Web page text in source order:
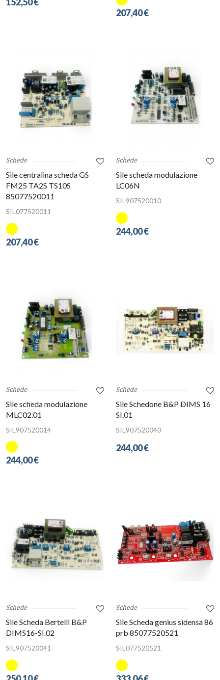
152,50 €
207,40 €
Schede
Sile centralina scheda GS
FM25 TA2S TS10S
85077520011
SIL077520011
207,40 €
Schede
Sile scheda modulazione
LC06N
SIL907520010
244,00 €
Schede
Sile scheda modulazione
MLC02.01
SIL907520014
244,00 €
Schede
Sile Schedone B&P DIMS 16
SI.01
SIL907520040
244,00 €
Schede
Sile Scheda Bertelli B&P
DIMS16-SI.02
SIL907520041
Schede
Sile Scheda genius sidensa 86
prb 85077520521
SIL077520521